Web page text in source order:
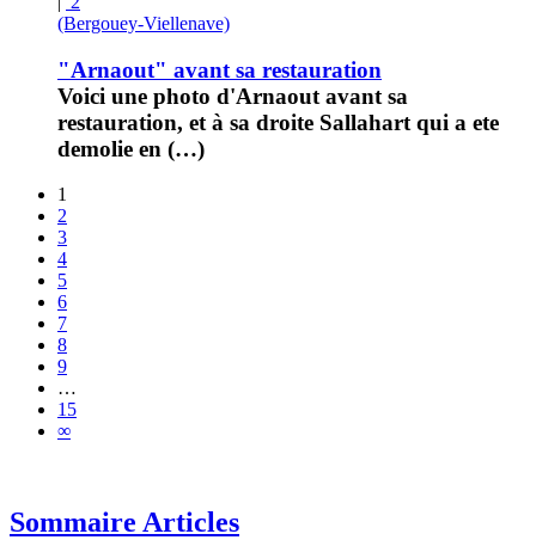
(Bergouey-Viellenave)
"Arnaout" avant sa restauration
Voici une photo d'Arnaout avant sa
restauration, et à sa droite Sallahart qui a ete
demolie en (…)
1
2
3
4
5
6
7
8
9
…
15
∞
Sommaire Articles